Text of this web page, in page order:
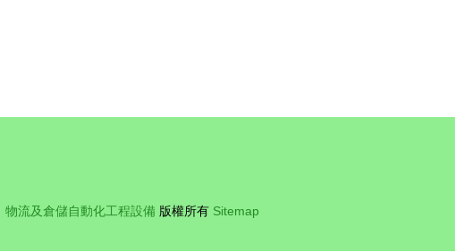
物流及倉儲自動化工程設備 版權所有 Sitemap